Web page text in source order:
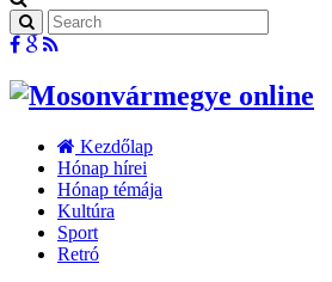
Kezdőlap
Hónap hírei
Hónap témája
Kultúra
Sport
Retró